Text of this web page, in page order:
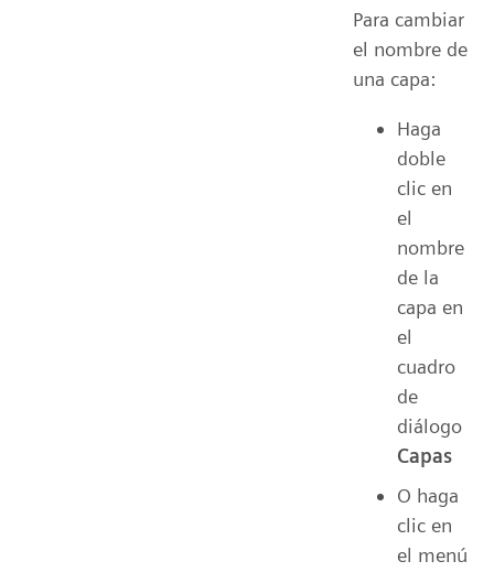
Para cambiar
el nombre de
una capa:
Haga
doble
clic en
el
nombre
de la
capa en
el
cuadro
de
diálogo
Capas
O haga
clic en
el menú